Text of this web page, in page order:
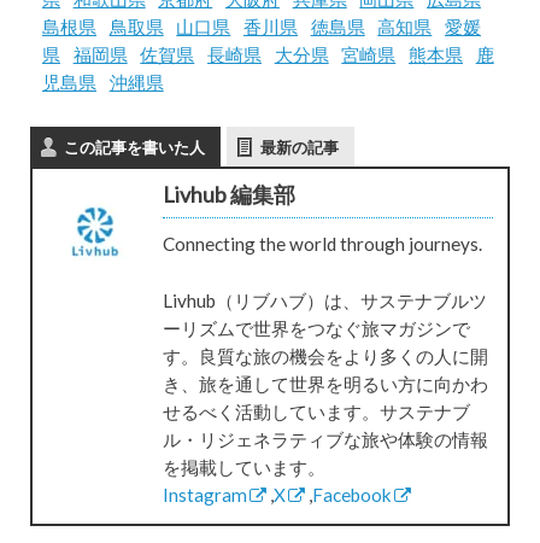
島根県
鳥取県 山口県 香川県 徳島県 高知県
愛媛
県
福岡県 佐賀県 長崎県 大分県 宮崎県 熊本県
鹿
児島県
沖縄県
この記事を書いた人 最新の記事
Livhub 編集部
Connecting the world through journeys.
Livhub（リブハブ）は、サステナブルツ
ーリズムで世界をつなぐ旅マガジンで
す。良質な旅の機会をより多くの人に開
き、旅を通して世界を明るい方に向かわ
せるべく活動しています。サステナブ
ル・リジェネラティブな旅や体験の情報
を掲載しています。
Instagram
,X ,Facebook